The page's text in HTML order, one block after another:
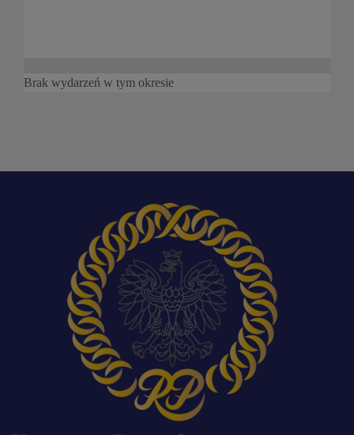
Brak wydarzeń w tym okresie